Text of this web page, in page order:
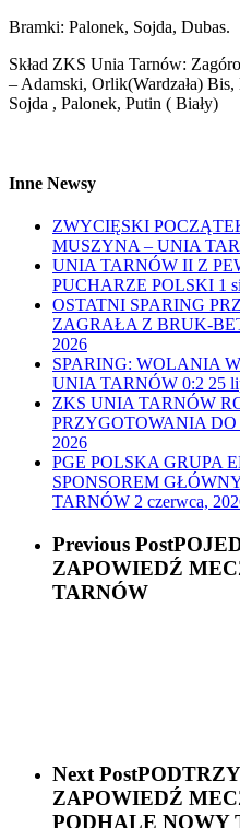
Bramki: Palonek, Sojda, Dubas.
Skład ZKS Unia Tarnów:
– Adamski, Orlik(Wardzała)
Sojda , Palonek, Putin ( Biały)
Inne Newsy
ZWYCIĘSKI
MUSZYNA – UNIA
UNIA TARNÓW II Z
PUCHARZE POLSKI 1
OSTATNI SPARING
ZAGRAŁA Z BRUK-
2026
SPARING: WOLANIA
UNIA TARNÓW 0:2 25
ZKS UNIA TARNÓW
PRZYGOTOWANIA DO
2026
PGE POLSKA GRUPA
SPONSOREM
TARNÓW 2 czerwca,
Previous Post
ZAPOWIEDŹ
TARNÓW
Next Post
ZAPOWIEDŹ
PODHALE NOWY